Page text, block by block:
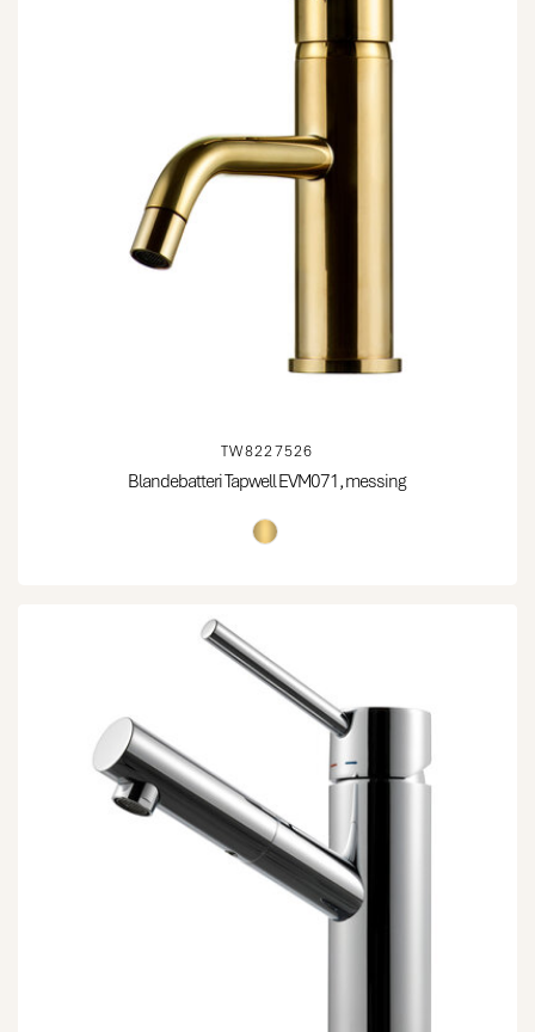
TW8227526
Blandebatteri Tapwell EVM071, messing